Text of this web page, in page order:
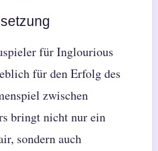
für Inglourious
für den Erfolg des
zwischen
bringt nicht nur ein
sondern auch